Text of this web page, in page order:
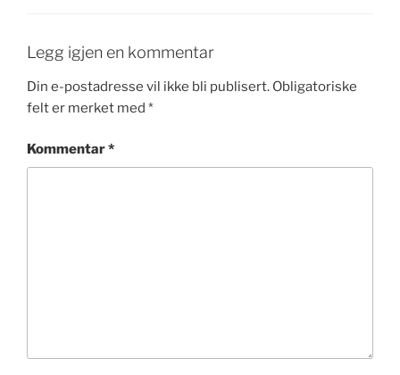
Legg igjen en kommentar
Din e-postadresse vil ikke bli publisert. Obligatoriske
felt er merket med *
Kommentar*